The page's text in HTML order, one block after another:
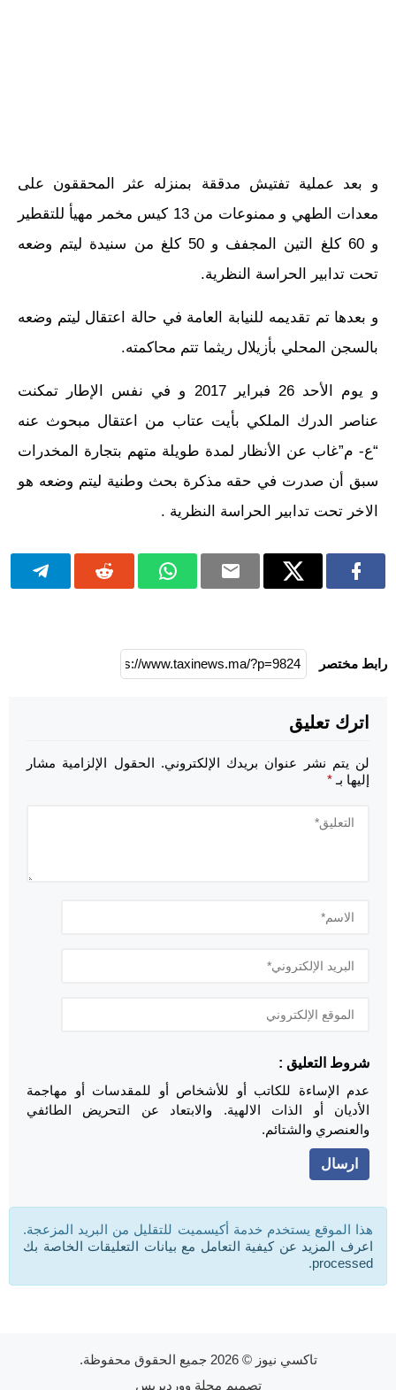
و بعد عملية تفتيش مدققة بمنزله عثر المحققون على
معدات الطهي و ممنوعات من 13 كيس مخمر مهيأ للتقطير
و 60 كلغ التين المجفف و 50 كلغ من سنيدة ليتم وضعه
تحت تدابير الحراسة النظرية.
و بعدها تم تقديمه للنيابة العامة في حالة اعتقال ليتم وضعه
بالسجن المحلي بأزيلال ريثما تتم محاكمته.
و يوم الأحد 26 فبراير 2017 و في نفس الإطار تمكنت
عناصر الدرك الملكي بأيت عتاب من اعتقال مبحوث عنه
“ع- م”غاب عن الأنظار لمدة طويلة متهم بتجارة المخدرات
سبق أن صدرت في حقه مذكرة بحث وطنية ليتم وضعه هو
الاخر تحت تدابير الحراسة النظرية .
رابط مختصر
اترك تعليق
لن يتم نشر عنوان بريدك الإلكتروني. الحقول الإلزامية مشار
إليها بـ *
شروط التعليق :
عدم الإساءة للكاتب أو للأشخاص أو للمقدسات أو مهاجمة
الأديان أو الذات الالهية. والابتعاد عن التحريض الطائفي
والعنصري والشتائم.
هذا الموقع يستخدم خدمة أكيسميت للتقليل من البريد المزعجة.
اعرف المزيد عن كيفية التعامل مع بيانات التعليقات الخاصة بك
processed
.
تاكسي نيوز © 2026 جميع الحقوق محفوظة.
تصميم مجلة ووردبريس